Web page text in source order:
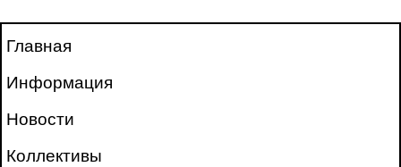
Главная
Информация
Новости
Коллективы